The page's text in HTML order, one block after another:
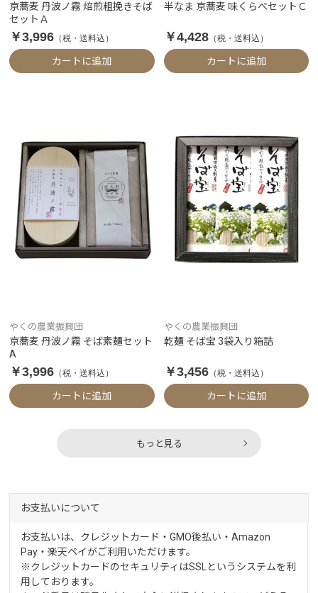
京蕎麦 丹波ノ霧 焙煎粗挽きそば
セットＡ
￥3,996 （税・送料込）
カートに追加
半なま 京蕎麦 味くらべセットＣ
￥4,428（税・送料込）
カートに追加
やくの農業振興団
京蕎麦 丹波ノ霧 そば素麺セット
A
￥3,996 （税・送料込）
カートに追加
やくの農業振興団
乾麺 そば宝 3袋入り箱詰
￥3,456（税・送料込）
カートに追加
もっと見る
お支払いについて
お支払いは、クレジットカード・GMO後払い・Amazon
Pay・楽天ペイがご利用いただけます。
※クレジットカードのセキュリティはSSLというシステムを利
用しております。